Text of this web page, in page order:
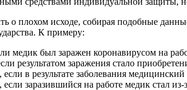
о плохом исходе, собирая подобные
К примеру:
медик был заражен коронавирусом на
результатом заражения стало
если в результате заболевания
если заразившийся на работе медик стал